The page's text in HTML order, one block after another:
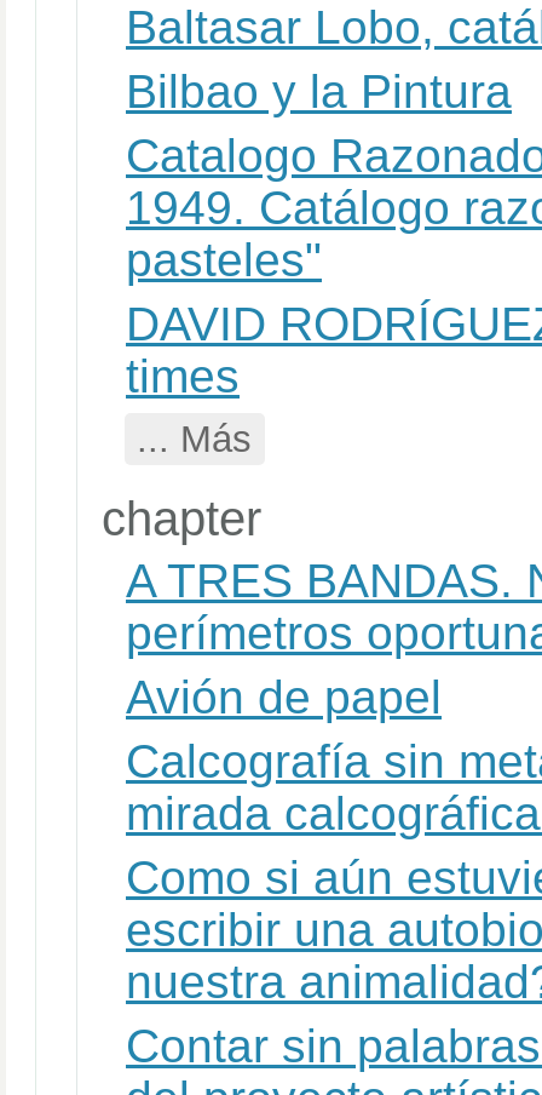
Baltasar Lobo,
Bilbao y la Pintura
Catalogo
1949. Catálogo
pasteles"
DAVID
times
... Más
chapter
A TRES BANDAS.
perímetros
Avión de papel
Calcografía sin
mirada
Como si aún
escribir una
nuestra
Contar sin